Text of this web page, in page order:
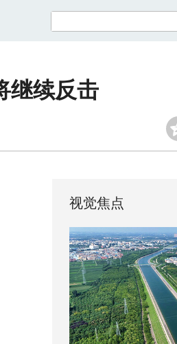
继续反击
视觉焦点